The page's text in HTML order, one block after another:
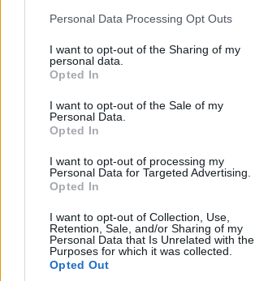
rechazar tal procesamiento. Puede cambiar
a este sitio y haciendo clic en el botón
parte inferior de la página web.
Please note that this website/app uses one
services and may gather and store
not limited to your visit or usage behaviour.
use your data for below specified purposes
consent section.
Personal Data Processing Opt Outs
I want to opt-out of the Sharing of my
personal data.
Opted In
I want to opt-out of the Sale of my
Personal Data.
Opted In
I want to opt-out of processing my
Personal Data for Targeted Advertising.
Opted In
I want to opt-out of Collection, Use,
Retention, Sale, and/or Sharing of my
Personal Data that Is Unrelated with the
Purposes for which it was collected.
Opted Out
Emiliano García-Page.
“No sé si el equipo de Gobierno actual
pone a disposición es el Gobierno
Emiliano García-Page”, ha afirmado.
Críticas directas al
Navarro Muelas
Rodrigo ha acusado al alcalde de